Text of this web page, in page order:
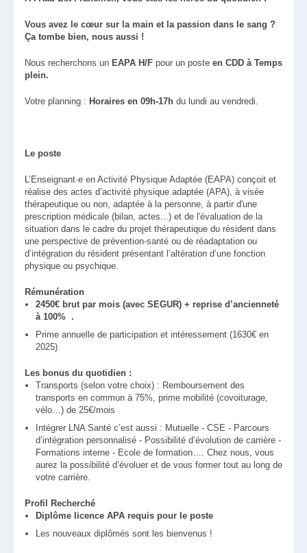
Vous avez le cœur sur la main et la passion dans le sang ?
Ça tombe bien, nous aussi !
Nous recherchons un EAPA H/F pour un poste en CDD à Temps
plein.
Votre planning : Horaires en 09h-17h du lundi au vendredi.
Le poste
L’Enseignant·e en Activité Physique Adaptée (EAPA) conçoit et
réalise des actes d’activité physique adaptée (APA), à visée
thérapeutique ou non, adaptée à la personne, à partir d'une
prescription médicale (bilan, actes...) et de l'évaluation de la
situation dans le cadre du projet thérapeutique du résident dans
une perspective de prévention-santé ou de réadaptation ou
d’intégration du résident présentant l’altération d’une fonction
physique ou psychique.
Rémunération
2450€ brut par mois (avec SEGUR) + reprise d’ancienneté
à 100% .
Prime annuelle de participation et intéressement (1630€ en
2025)
Les bonus du quotidien :
Transports (selon votre choix) : Remboursement des
transports en commun à 75%, prime mobilité (covoiturage,
vélo…) de 25€/mois
Intégrer LNA Santé c’est aussi : Mutuelle - CSE - Parcours
d’intégration personnalisé - Possibilité d’évolution de carrière -
Formations interne - Ecole de formation…. Chez nous, vous
aurez la possibilité d’évoluer et de vous former tout au long de
votre carrière.
Profil Recherché
Diplôme licence APA requis pour le poste
Les nouveaux diplômés sont les bienvenus !